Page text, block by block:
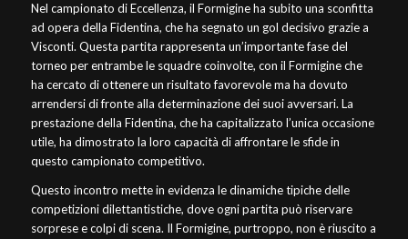
Nel campionato di Eccellenza, il Formigine ha subito una sconfitta
ad opera della Fidentina, che ha segnato un gol decisivo grazie a
Visconti. Questa partita rappresenta un’importante fase del
torneo per entrambe le squadre coinvolte, con il Formigine che
ha cercato di ottenere un risultato favorevole ma ha dovuto
arrendersi di fronte alla determinazione dei suoi avversari. La
prestazione della Fidentina, che ha capitalizzato l’unica occasione
utile, ha dimostrato la loro capacità di affrontare le sfide in
questo campionato competitivo.
Questo incontro mette in evidenza le dinamiche tipiche delle
competizioni dilettantistiche, dove ogni partita può riservare
sorprese e colpi di scena. Il Formigine, purtroppo, non è riuscito a